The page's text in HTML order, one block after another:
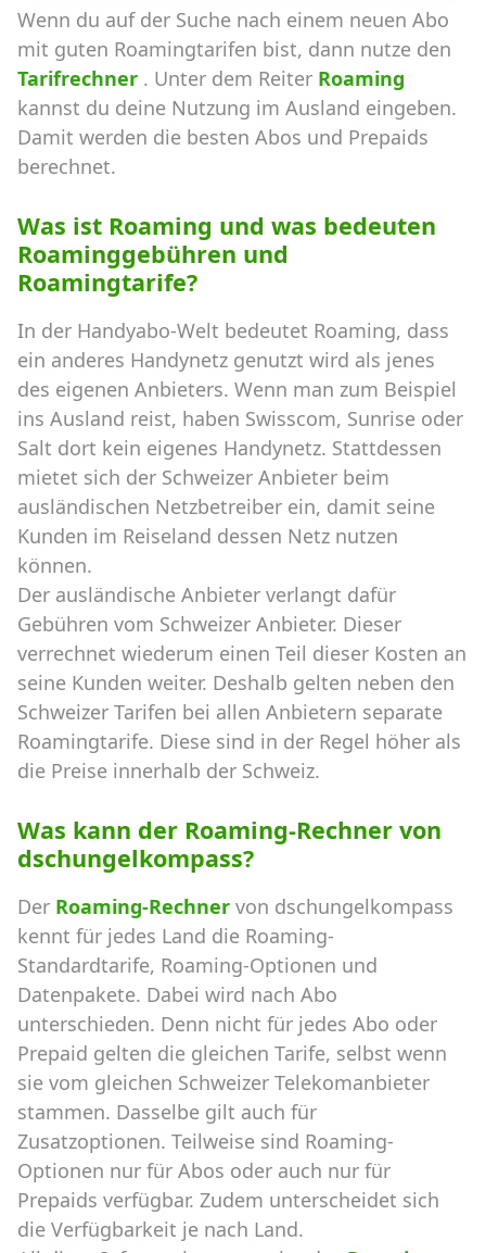
Wenn du auf der Suche nach einem neuen Abo
mit guten Roamingtarifen bist, dann nutze den
Tarifrechner . Unter dem Reiter Roaming
kannst du deine Nutzung im Ausland eingeben.
Damit werden die besten Abos und Prepaids
berechnet.
Was ist Roaming und was bedeuten
Roaminggebühren und
Roamingtarife?
In der Handyabo-Welt bedeutet Roaming, dass
ein anderes Handynetz genutzt wird als jenes
des eigenen Anbieters. Wenn man zum Beispiel
ins Ausland reist, haben Swisscom, Sunrise oder
Salt dort kein eigenes Handynetz. Stattdessen
mietet sich der Schweizer Anbieter beim
ausländischen Netzbetreiber ein, damit seine
Kunden im Reiseland dessen Netz nutzen
können.
Der ausländische Anbieter verlangt dafür
Gebühren vom Schweizer Anbieter. Dieser
verrechnet wiederum einen Teil dieser Kosten an
seine Kunden weiter. Deshalb gelten neben den
Schweizer Tarifen bei allen Anbietern separate
Roamingtarife. Diese sind in der Regel höher als
die Preise innerhalb der Schweiz.
Was kann der Roaming-Rechner von
dschungelkompass?
Der Roaming-Rechner von dschungelkompass
kennt für jedes Land die Roaming-
Standardtarife, Roaming-Optionen und
Datenpakete. Dabei wird nach Abo
unterschieden. Denn nicht für jedes Abo oder
Prepaid gelten die gleichen Tarife, selbst wenn
sie vom gleichen Schweizer Telekomanbieter
stammen. Dasselbe gilt auch für
Zusatzoptionen. Teilweise sind Roaming-
Optionen nur für Abos oder auch nur für
Prepaids verfügbar. Zudem unterscheidet sich
die Verfügbarkeit je nach Land.